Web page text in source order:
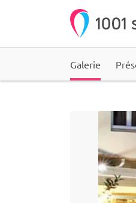
Galerie